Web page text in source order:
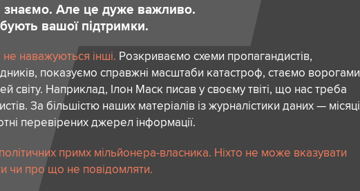
знаємо. Але це дуже важливо.
вашої підтримки.
наважуються інші. Розкриваємо схеми пропагандистів,
показуємо справжні масштаби катастроф, стаємо ворогами
світу. Наприклад, Ілон Маск писав у своєму твіті, що нас треба
За більшістю наших матеріалів із журналістики даних — місяці
перевірених джерел інформації.
примх мільйонера-власника. Ніхто не може вказувати
чи про що не повідомляти.